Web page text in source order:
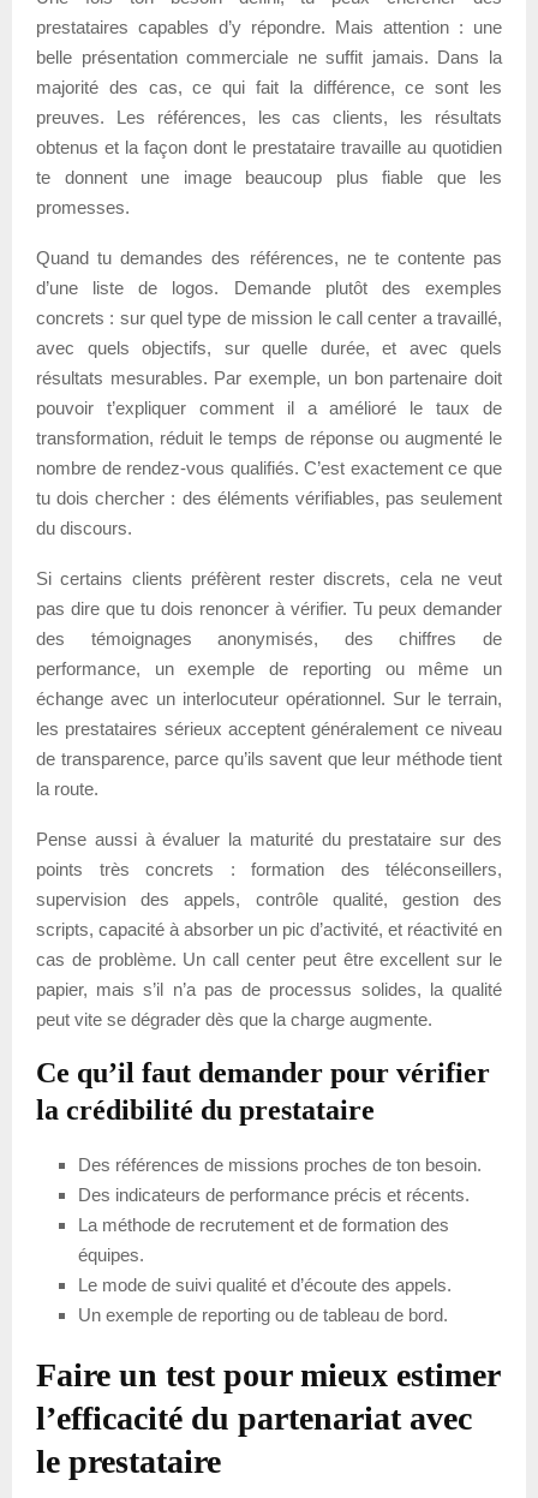
prestataires capables d’y répondre. Mais attention : une
belle présentation commerciale ne suffit jamais. Dans la
majorité des cas, ce qui fait la différence, ce sont les
preuves. Les références, les cas clients, les résultats
obtenus et la façon dont le prestataire travaille au quotidien
te donnent une image beaucoup plus fiable que les
promesses.
Quand tu demandes des références, ne te contente pas
d’une liste de logos. Demande plutôt des exemples
concrets : sur quel type de mission le call center a travaillé,
avec quels objectifs, sur quelle durée, et avec quels
résultats mesurables. Par exemple, un bon partenaire doit
pouvoir t’expliquer comment il a amélioré le taux de
transformation, réduit le temps de réponse ou augmenté le
nombre de rendez-vous qualifiés. C’est exactement ce que
tu dois chercher : des éléments vérifiables, pas seulement
du discours.
Si certains clients préfèrent rester discrets, cela ne veut
pas dire que tu dois renoncer à vérifier. Tu peux demander
des témoignages anonymisés, des chiffres de
performance, un exemple de reporting ou même un
échange avec un interlocuteur opérationnel. Sur le terrain,
les prestataires sérieux acceptent généralement ce niveau
de transparence, parce qu’ils savent que leur méthode tient
la route.
Pense aussi à évaluer la maturité du prestataire sur des
points très concrets : formation des téléconseillers,
supervision des appels, contrôle qualité, gestion des
scripts, capacité à absorber un pic d’activité, et réactivité en
cas de problème. Un call center peut être excellent sur le
papier, mais s’il n’a pas de processus solides, la qualité
peut vite se dégrader dès que la charge augmente.
Ce qu’il faut demander pour vérifier
la crédibilité du prestataire
Des références de missions proches de ton besoin.
Des indicateurs de performance précis et récents.
La méthode de recrutement et de formation des
équipes.
Le mode de suivi qualité et d’écoute des appels.
Un exemple de reporting ou de tableau de bord.
Faire un test pour mieux estimer
l’efficacité du partenariat avec
le prestataire